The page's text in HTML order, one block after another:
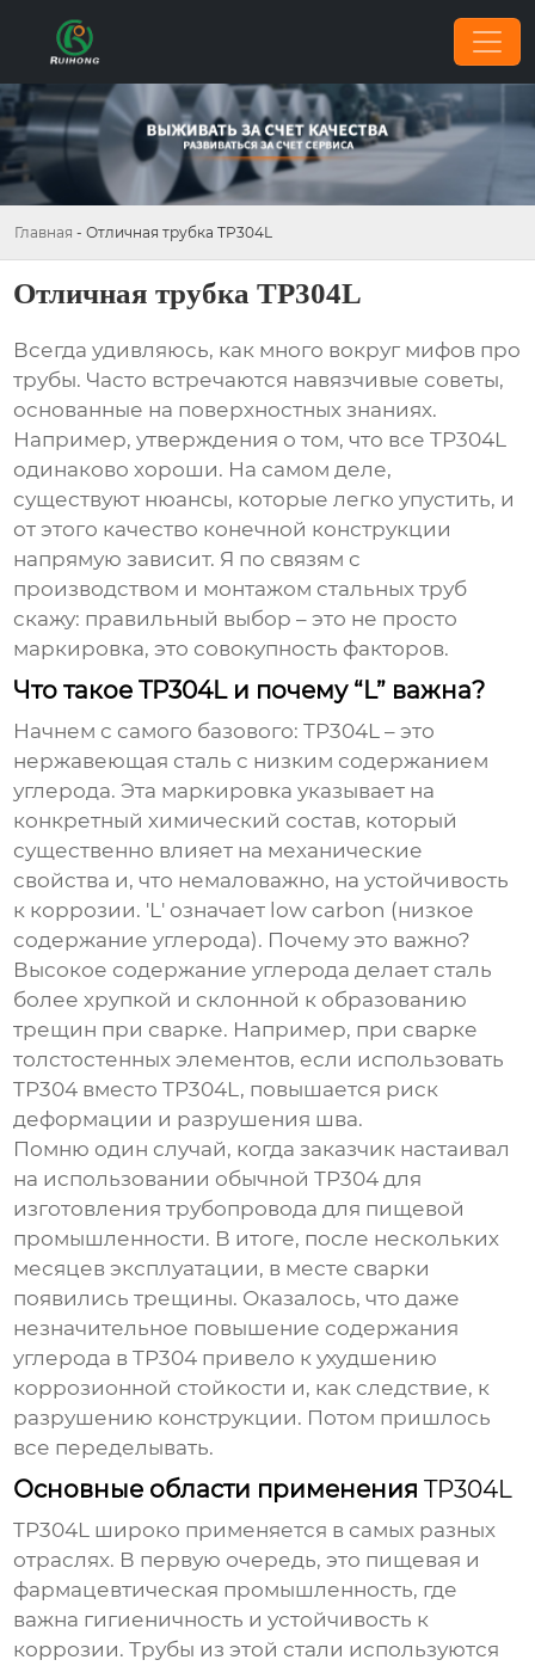
Главная - Отличная трубка TP304L
Отличная трубка TP304L
Всегда удивляюсь, как много вокруг мифов про
трубы. Часто встречаются навязчивые советы,
основанные на поверхностных знаниях.
Например, утверждения о том, что все TP304L
одинаково хороши. На самом деле,
существуют нюансы, которые легко упустить, и
от этого качество конечной конструкции
напрямую зависит. Я по связям с
производством и монтажом стальных труб
скажу: правильный выбор – это не просто
маркировка, это совокупность факторов.
Что такое TP304L и почему “L” важна?
Начнем с самого базового: TP304L – это
нержавеющая сталь с низким содержанием
углерода. Эта маркировка указывает на
конкретный химический состав, который
существенно влияет на механические
свойства и, что немаловажно, на устойчивость
к коррозии. 'L' означает low carbon (низкое
содержание углерода). Почему это важно?
Высокое содержание углерода делает сталь
более хрупкой и склонной к образованию
трещин при сварке. Например, при сварке
толстостенных элементов, если использовать
TP304 вместо TP304L, повышается риск
деформации и разрушения шва.
Помню один случай, когда заказчик настаивал
на использовании обычной TP304 для
изготовления трубопровода для пищевой
промышленности. В итоге, после нескольких
месяцев эксплуатации, в месте сварки
появились трещины. Оказалось, что даже
незначительное повышение содержания
углерода в TP304 привело к ухудшению
коррозионной стойкости и, как следствие, к
разрушению конструкции. Потом пришлось
все переделывать.
Основные области примененияTP304L
TP304L широко применяется в самых разных
отраслях. В первую очередь, это пищевая и
фармацевтическая промышленность, где
важна гигиеничность и устойчивость к
коррозии. Трубы из этой стали используются